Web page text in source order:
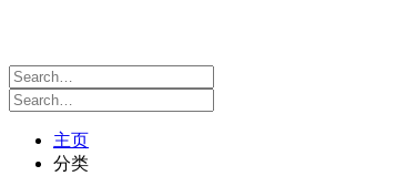
主页
分类